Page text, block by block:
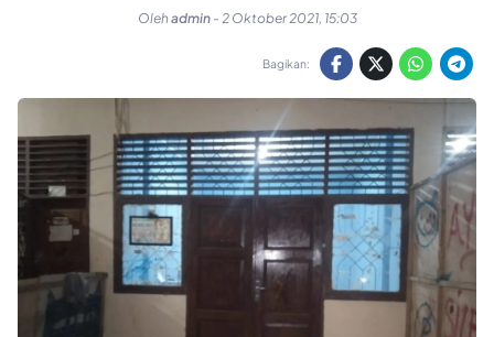
Olehadmin - 2 Oktober 2021, 15:03
Bagikan: